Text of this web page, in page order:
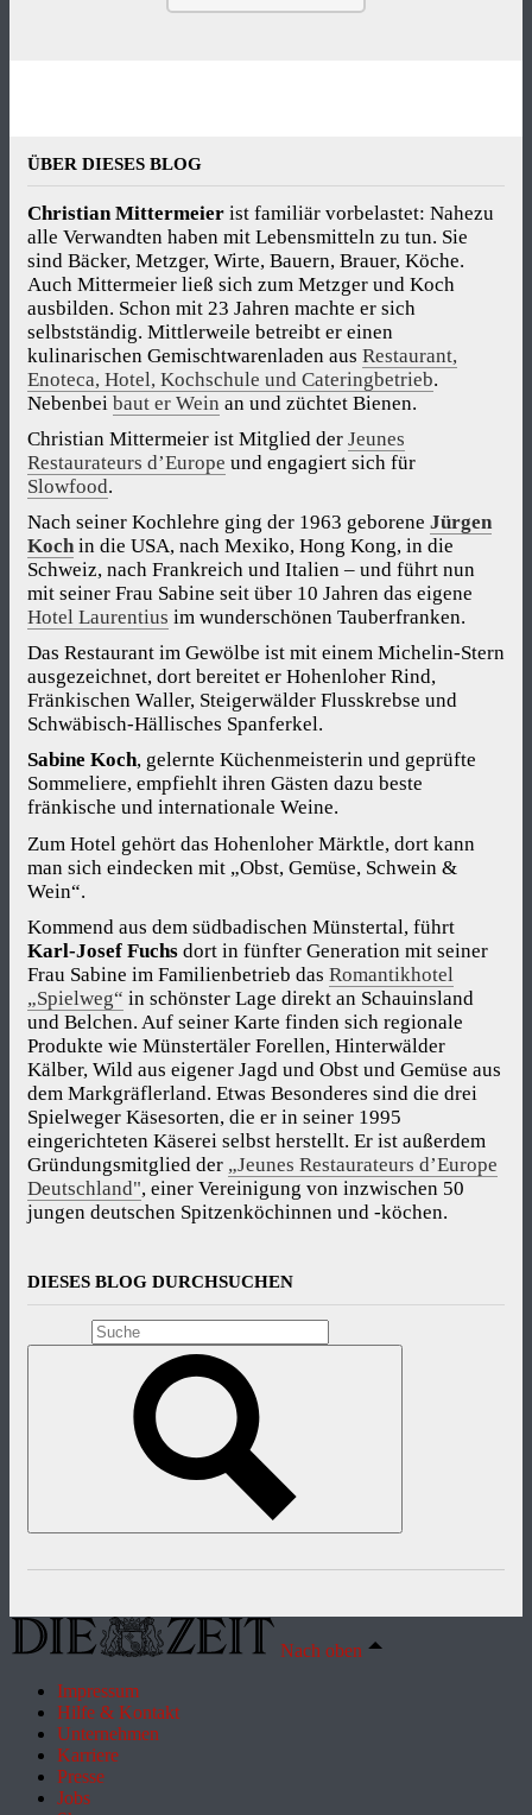
ÜBER DIESES BLOG
Christian Mittermeier ist familiär vorbelastet: Nahezu
alle Verwandten haben mit Lebensmitteln zu tun. Sie
sind Bäcker, Metzger, Wirte, Bauern, Brauer, Köche.
Auch Mittermeier ließ sich zum Metzger und Koch
ausbilden. Schon mit 23 Jahren machte er sich
selbstständig. Mittlerweile betreibt er einen
kulinarischen Gemischtwarenladen aus Restaurant,
Enoteca, Hotel, Kochschule und Cateringbetrieb.
Nebenbei baut er Wein an und züchtet Bienen.
Christian Mittermeier ist Mitglied der Jeunes
Restaurateurs d’Europe und engagiert sich für
Slowfood.
Nach seiner Kochlehre ging der 1963 geborene Jürgen
Koch in die USA, nach Mexiko, Hong Kong, in die
Schweiz, nach Frankreich und Italien – und führt nun
mit seiner Frau Sabine seit über 10 Jahren das eigene
Hotel Laurentius im wunderschönen Tauberfranken.
Das Restaurant im Gewölbe ist mit einem Michelin-Stern
ausgezeichnet, dort bereitet er Hohenloher Rind,
Fränkischen Waller, Steigerwälder Flusskrebse und
Schwäbisch-Hällisches Spanferkel.
Sabine Koch, gelernte Küchenmeisterin und geprüfte
Sommeliere, empfiehlt ihren Gästen dazu beste
fränkische und internationale Weine.
Zum Hotel gehört das Hohenloher Märktle, dort kann
man sich eindecken mit „Obst, Gemüse, Schwein &
Wein“.
Kommend aus dem südbadischen Münstertal, führt
Karl-Josef Fuchs dort in fünfter Generation mit seiner
Frau Sabine im Familienbetrieb das Romantikhotel
„Spielweg“ in schönster Lage direkt an Schauinsland
und Belchen. Auf seiner Karte finden sich regionale
Produkte wie Münstertäler Forellen, Hinterwälder
Kälber, Wild aus eigener Jagd und Obst und Gemüse aus
dem Markgräflerland. Etwas Besonderes sind die drei
Spielweger Käsesorten, die er in seiner 1995
eingerichteten Käserei selbst herstellt. Er ist außerdem
Gründungsmitglied der „Jeunes Restaurateurs d’Europe
Deutschland", einer Vereinigung von inzwischen 50
jungen deutschen Spitzenköchinnen und -köchen.
DIESES BLOG DURCHSUCHEN
Nach oben
Impressum
Hilfe & Kontakt
Unternehmen
Karriere
Presse
Jobs